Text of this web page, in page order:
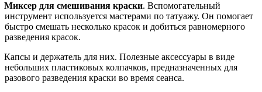
Миксер для смешивания краски. Вспомогательный
инструмент используется мастерами по татуажу. Он помогает
быстро смешать несколько красок и добиться равномерного
разведения красок.
Капсы и держатель для них. Полезные аксессуары в виде
небольших пластиковых колпачков, предназначенных для
разового разведения краски во время сеанса.